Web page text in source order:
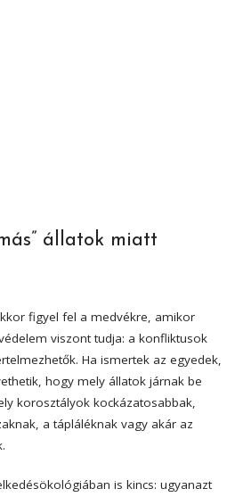
állatok miatt
figyel fel a medvékre, amikor
viszont tudja: a konfliktusok
Ha ismertek az egyedek,
hogy mely állatok járnak be
korosztályok kockázatosabbak,
a tápláléknak vagy akár az
is kincs: ugyanazt